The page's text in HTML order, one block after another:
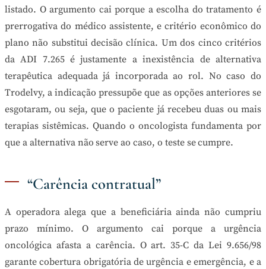
listado. O argumento cai porque a escolha do tratamento é
prerrogativa do médico assistente, e critério econômico do
plano não substitui decisão clínica. Um dos cinco critérios
da ADI 7.265 é justamente a inexistência de alternativa
terapêutica adequada já incorporada ao rol. No caso do
Trodelvy, a indicação pressupõe que as opções anteriores se
esgotaram, ou seja, que o paciente já recebeu duas ou mais
terapias sistêmicas. Quando o oncologista fundamenta por
que a alternativa não serve ao caso, o teste se cumpre.
“Carência contratual”
A operadora alega que a beneficiária ainda não cumpriu
prazo mínimo. O argumento cai porque a urgência
oncológica afasta a carência. O art. 35-C da Lei 9.656/98
garante cobertura obrigatória de urgência e emergência, e a